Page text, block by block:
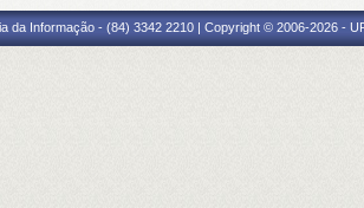
da Informação - (84) 3342 2210 | Copyright © 2006-2026 -